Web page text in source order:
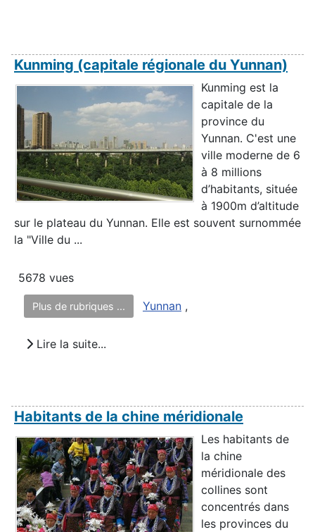
Kunming (capitale régionale du Yunnan)
Kunming est la
capitale de la
province du
Yunnan. C'est une
ville moderne de 6
à 8 millions
d’habitants, située
à 1900m d’altitude
sur le plateau du Yunnan. Elle est souvent surnommée
la "Ville du ...
5678 vues
Plus de rubriques ... Yunnan ,
Lire la suite...
Habitants de la chine méridionale
Les habitants de
la chine
méridionale des
collines sont
concentrés dans
les provinces du